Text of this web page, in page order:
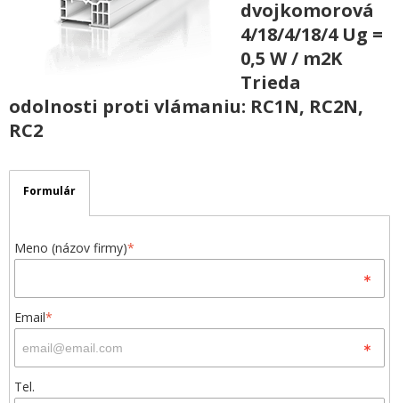
dvojkomorová
4/18/4/18/4 Ug =
0,5 W / m2K
Trieda
odolnosti proti vlámaniu: RC1N, RC2N,
RC2
Formulár
Meno (názov firmy)*
Email*
Tel.